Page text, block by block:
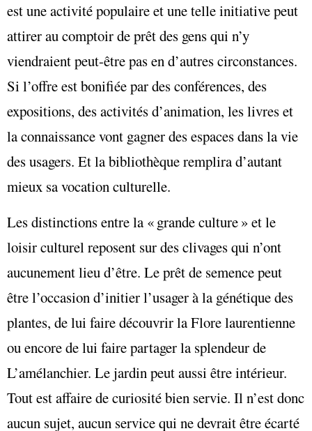
est une activité populaire et une telle initiative peut
attirer au comptoir de prêt des gens qui n’y
viendraient peut-être pas en d’autres circonstances.
Si l’offre est bonifiée par des conférences, des
expositions, des activités d’animation, les livres et
la connaissance vont gagner des espaces dans la vie
des usagers. Et la bibliothèque remplira d’autant
mieux sa vocation culturelle.
Les distinctions entre la « grande culture » et le
loisir culturel reposent sur des clivages qui n’ont
aucunement lieu d’être. Le prêt de semence peut
être l’occasion d’initier l’usager à la génétique des
plantes, de lui faire découvrir la Flore laurentienne
ou encore de lui faire partager la splendeur de
L’amélanchier. Le jardin peut aussi être intérieur.
Tout est affaire de curiosité bien servie. Il n’est donc
aucun sujet, aucun service qui ne devrait être écarté